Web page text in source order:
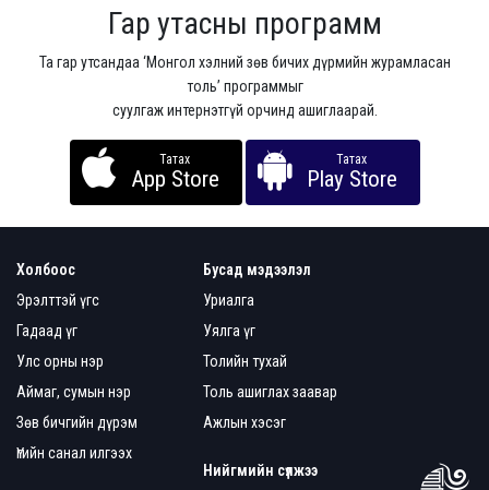
Гар утасны программ
Та гар утсандаа ‘Монгол хэлний зөв бичих дүрмийн журамласан
толь’ программыг
суулгаж интернэтгүй орчинд ашиглаарай.
Татах
App Store
Татах
Play Store
Холбоос
Эрэлттэй үгс
Гадаад үг
Улс орны нэр
Аймаг, сумын нэр
Зөв бичгийн дүрэм
Үгийн санал илгээх
Бусад мэдээлэл
Уриалга
Уялга үг
Толийн тухай
Толь ашиглах заавар
Ажлын хэсэг
Нийгмийн сүлжээ